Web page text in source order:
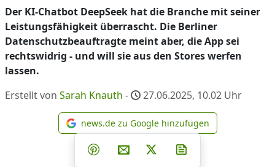
Der KI-Chatbot DeepSeek hat die Branche mit seiner
Leistungsfähigkeit überrascht. Die Berliner
Datenschutzbeauftragte meint aber, die App sei
rechtswidrig - und will sie aus den Stores werfen
lassen.
Erstellt von Sarah Knauth - 27.06.2025, 10.02 Uhr
news.de zu Google
news.de zu Google hinzufügen
Teilen auf Facebook
Teilen auf Whatsapp
Teilen auf Telegram
Teilen auf Pinterest
Per E-Mail teilen
Post auf X